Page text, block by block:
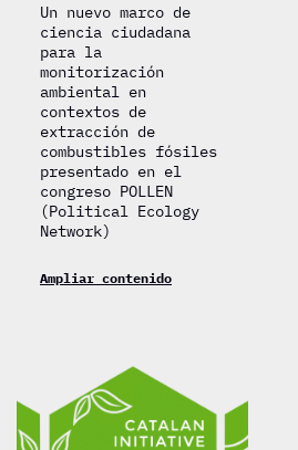
Un nuevo marco de
ciencia ciudadana
para la
monitorización
ambiental en
contextos de
extracción de
combustibles fósiles
presentado en el
congreso POLLEN
(Political Ecology
Network)
Ampliar contenido